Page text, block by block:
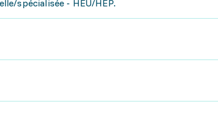
spécialisée - HEU/HEP.